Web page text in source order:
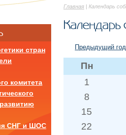
Главная | Календарь
Календарь
Предыдущий год
Пн
1
8
15
22
стран
комитета
СНГ и ШОС